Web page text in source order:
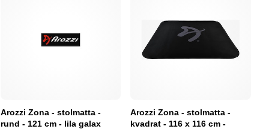
Arozzi Zona - stolmatta -
rund - 121 cm - lila galax
Arozzi Zona - stolmatta -
kvadrat - 116 x 116 cm -